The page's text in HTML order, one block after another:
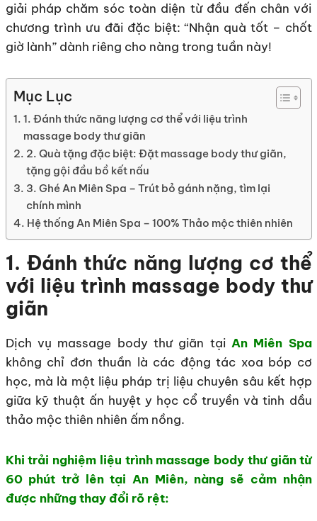
giải pháp chăm sóc toàn diện từ đầu đến chân với
chương trình ưu đãi đặc biệt: “Nhận quà tốt – chốt
giờ lành” dành riêng cho nàng trong tuần này!
Mục Lục
1. Đánh thức năng lượng cơ thể với liệu trình
massage body thư giãn
2. Quà tặng đặc biệt: Đặt massage body thư giãn,
tặng gội đầu bồ kết nấu
3. Ghé An Miên Spa – Trút bỏ gánh nặng, tìm lại
chính mình
Hệ thống An Miên Spa – 100% Thảo mộc thiên nhiên
1. Đánh thức năng lượng cơ thể
với liệu trình massage body thư
giãn
Dịch vụ massage body thư giãn tạiAn Miên Spa
không chỉ đơn thuần là các động tác xoa bóp cơ
học, mà là một liệu pháp trị liệu chuyên sâu kết hợp
giữa kỹ thuật ấn huyệt y học cổ truyền và tinh dầu
thảo mộc thiên nhiên ấm nồng.
Khi trải nghiệm liệu trình massage body thư giãn từ
60 phút trở lên tại An Miên, nàng sẽ cảm nhận
được những thay đổi rõ rệt: